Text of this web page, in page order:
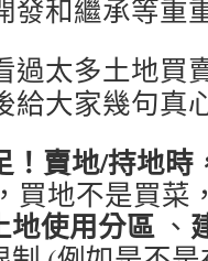
發和繼承等重
過太多土地買
給大家幾句真
！賣地/持地時
買地不是買菜
地使用分區 、